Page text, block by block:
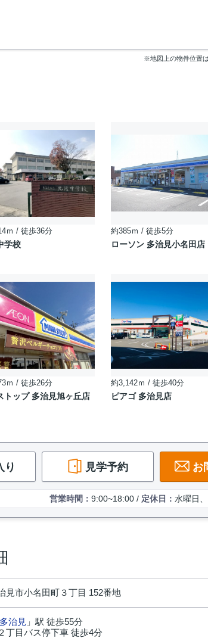
※地図上の物件位置
ｍ / 徒歩36分
学校
約385ｍ / 徒歩5分
ローソン 多治見小名田店
ｍ / 徒歩26分
トップ 多治見旭ヶ丘店
約3,142ｍ / 徒歩40分
ピアゴ 多治見店
り 見学予約 お
営業時間： 9:00~18:00 / 定休日： 水曜日
見市小名田町３丁目 152番地
多治見 」駅 徒歩55分
丁目バス停下車 徒歩4分